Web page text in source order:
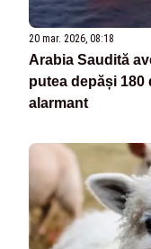
20 mar. 2026, 08:18
Arabia Saudită
putea depăși
alarmant